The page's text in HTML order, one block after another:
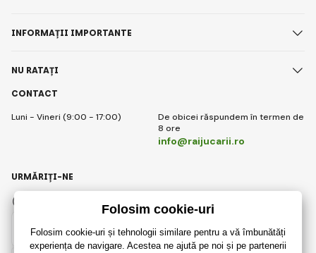
CONTACT
Luni - Vineri (9:00 - 17:00)
De obicei răspundem în termen de
8 ore
info@raijucarii.ro
INFORMAȚII IMPORTANTE
NU RATAȚI
Romanian
URMĂRIȚI-NE
Instagram